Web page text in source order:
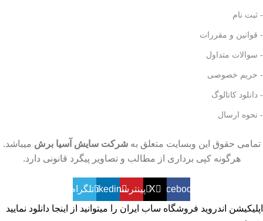
- ثبت نام
- قوانین و مقررات
- سوالات متداول
- حریم خصوصی
- دانلود کاتالوگ
- نحوه ارسال
تمامی حقوق این وبسایت متعلق بهشرکت سایش آسیا برش میباشد.
هرگونه کپی برداری از مطالب و تصاویر پیگرد قانونی دارد.
Facebook
X پینترستlinkedinتلگرام
اپلیکیشن اندروید فروشگاه ساب ایران را میتوانید از اینجا دانلود نمایید